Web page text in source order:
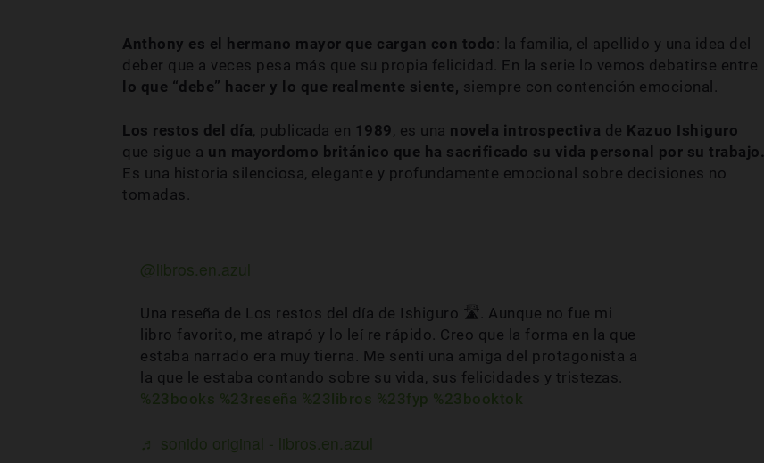
Anthony es el hermano mayor que cargan con todo : la familia, el apellido y una idea del
deber que a veces pesa más que su propia felicidad. En la serie lo vemos debatirse entre
lo que “debe” hacer y lo que realmente siente, siempre con contención emocional.
Los restos del día, publicada en 1989, es una novela introspectiva de Kazuo Ishiguro
que sigue a un mayordomo británico que ha sacrificado su vida personal por su trabajo.
Es una historia silenciosa, elegante y profundamente emocional sobre decisiones no
tomadas.
@libros.en.azul
Una reseña de Los restos del día de Ishiguro 🛣️. Aunque no fue mi
libro favorito, me atrapó y lo leí re rápido. Creo que la forma en la que
estaba narrado era muy tierna. Me sentí una amiga del protagonista a
la que le estaba contando sobre su vida, sus felicidades y tristezas.
%23books %23reseña %23libros %23fyp %23booktok
♬ sonido original - libros.en.azul